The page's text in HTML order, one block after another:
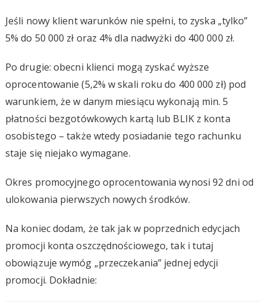
Jeśli nowy klient warunków nie spełni, to zyska „tylko”
5% do 50 000 zł oraz 4% dla nadwyżki do 400 000 zł.
Po drugie: obecni klienci mogą zyskać wyższe
oprocentowanie (5,2% w skali roku do 400 000 zł) pod
warunkiem, że w danym miesiącu wykonają min. 5
płatności bezgotówkowych kartą lub BLIK z konta
osobistego – także wtedy posiadanie tego rachunku
staje się niejako wymagane.
Okres promocyjnego oprocentowania wynosi 92 dni od
ulokowania pierwszych nowych środków.
Na koniec dodam, że tak jak w poprzednich edycjach
promocji konta oszczędnościowego, tak i tutaj
obowiązuje wymóg „przeczekania” jednej edycji
promocji. Dokładnie: